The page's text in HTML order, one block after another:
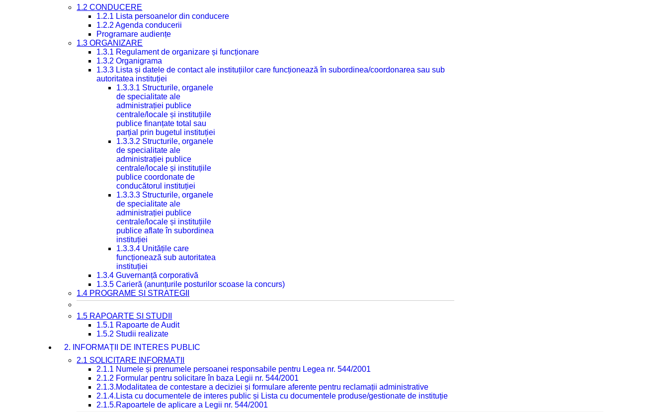
1.2 CONDUCERE
1.2.1 Lista persoanelor din conducere
1.2.2 Agenda conducerii
Programare audiențe
1.3 ORGANIZARE
1.3.1 Regulament de organizare și funcționare
1.3.2 Organigrama
1.3.3 Lista și datele de contact ale instituțiilor care funcționează în subordinea/coordonarea sau sub
autoritatea instituției
1.3.3.1 Structurile, organele
de specialitate ale
administrației publice
centrale/locale și instituțiile
publice finanțate total sau
parțial prin bugetul instituției
1.3.3.2 Structurile, organele
de specialitate ale
administrației publice
centrale/locale și instituțiile
publice coordonate de
conducătorul instituției
1.3.3.3 Structurile, organele
de specialitate ale
administrației publice
centrale/locale și instituțiile
publice aflate în subordinea
instituției
1.3.3.4 Unitățile care
funcționează sub autoritatea
instituției
1.3.4 Guvernanță corporativă
1.3.5 Carieră (anunțurile posturilor scoase la concurs)
1.4 PROGRAME ȘI STRATEGII
1.5 RAPOARTE ȘI STUDII
1.5.1 Rapoarte de Audit
1.5.2 Studii realizate
2. INFORMAȚII DE INTERES PUBLIC
2.1 SOLICITARE INFORMAȚII
2.1.1 Numele și prenumele persoanei responsabile pentru Legea nr. 544/2001
2.1.2 Formular pentru solicitare în baza Legii nr. 544/2001
2.1.3.Modalitatea de contestare a deciziei și formulare aferente pentru reclamații administrative
2.1.4.Lista cu documentele de interes public și Lista cu documentele produse/gestionate de instituție
2.1.5.Rapoartele de aplicare a Legii nr. 544/2001